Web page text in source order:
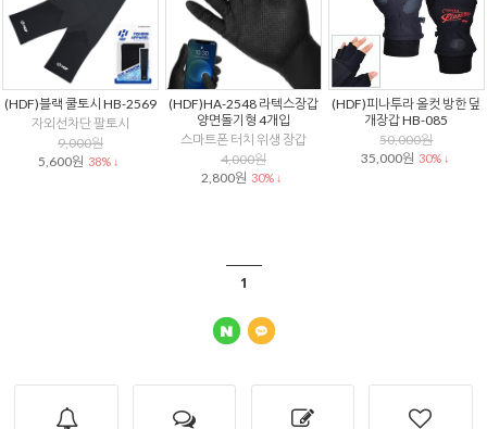
(HDF)블랙 쿨토시 HB-2569
자외선차단 팔토시
9,000원
5,600원 38% ↓
(HDF)HA-2548 라텍스장갑
양면돌기형 4개입
스마트폰 터치 위생 장갑
4,000원
2,800원 30% ↓
(HDF)피나투라 올컷 방한 덮
개장갑 HB-085
50,000원
35,000원 30% ↓
1